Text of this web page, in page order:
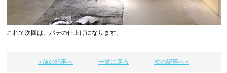
これで次回は、パテの仕上げになります。
« 前の記事へ 一覧に戻る 次の記事へ »